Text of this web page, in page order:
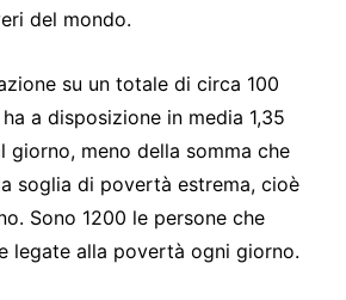
del mondo.
su un totale di circa 100
a disposizione in media 1,35
giorno, meno della somma che
soglia di povertà estrema, cioè
Sono 1200 le persone che
legate alla povertà ogni giorno.